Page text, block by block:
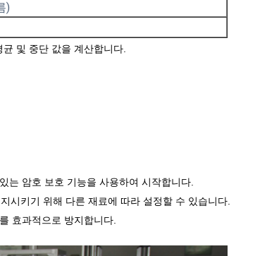
)
및 중단 값을 계산합니다.
는 암호 보호 기능을 사용하여 시작합니다.
시키기 위해 다른 재료에 따라 설정할 수 있습니다.
효과적으로 방지합니다.